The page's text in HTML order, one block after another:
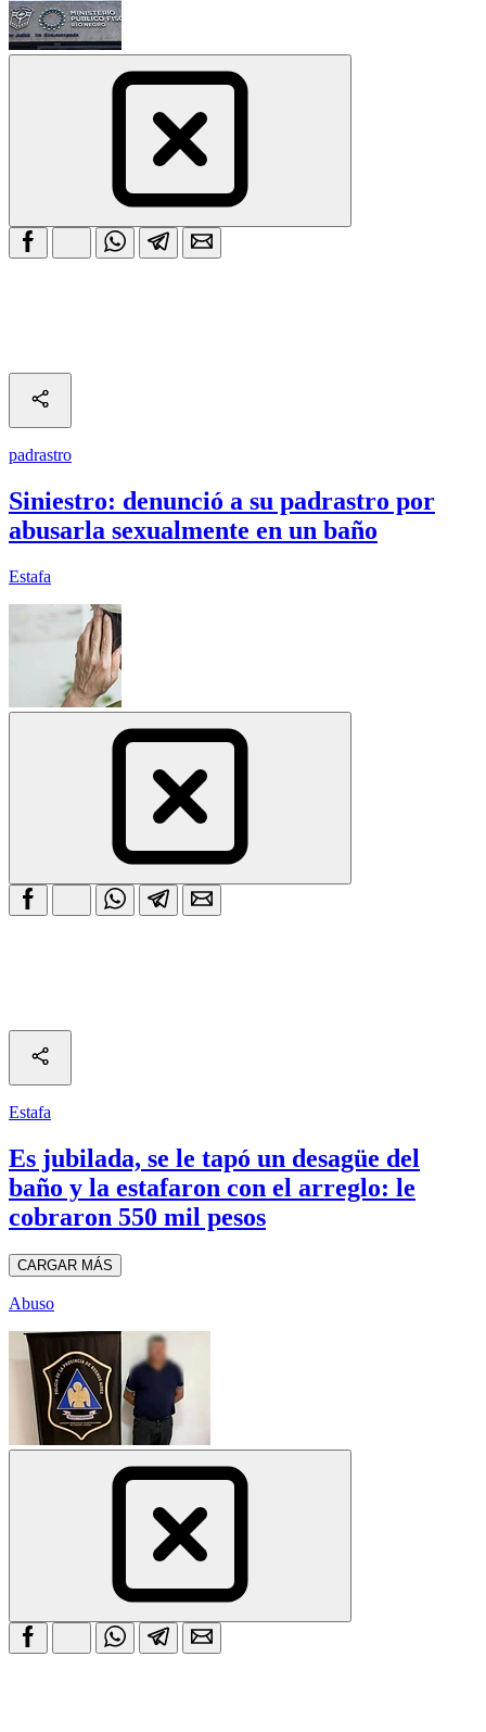
padrastro
Siniestro: denunció a su padrastro por
abusarla sexualmente en un baño
Estafa
Estafa
Es jubilada, se le tapó un desagüe del
baño y la estafaron con el arreglo: le
cobraron 550 mil pesos
CARGAR MÁS
Abuso